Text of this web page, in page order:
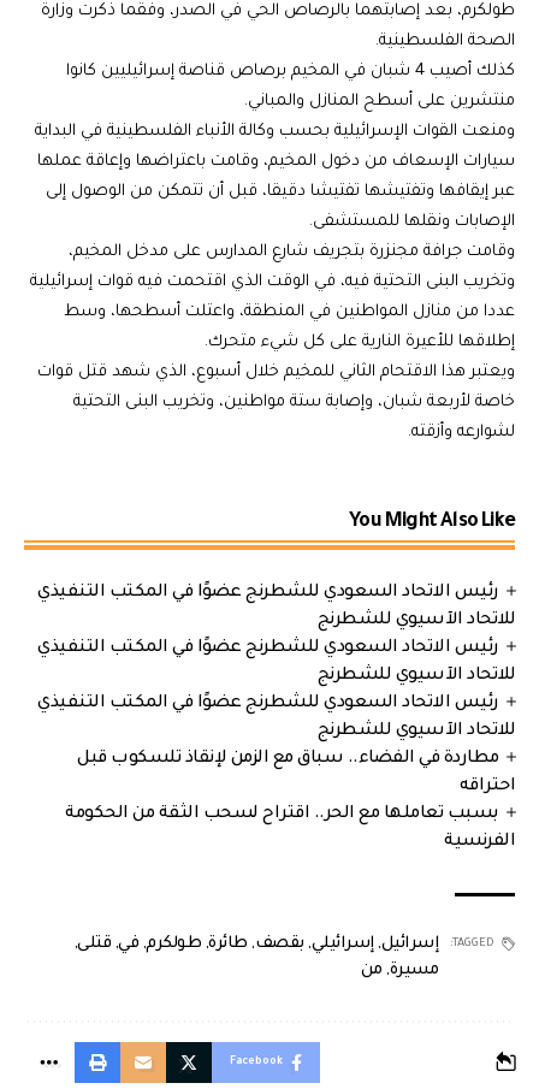
طولكرم، بعد إصابتهما بالرصاص الحي في الصدر، وفقما ذكرت وزارة
الصحة الفلسطينية.
كذلك أصيب 4 شبان في المخيم برصاص قناصة إسرائيليين كانوا
منتشرين على أسطح المنازل والمباني.
ومنعت القوات الإسرائيلية بحسب وكالة الأنباء الفلسطينية في البداية
سيارات الإسعاف من دخول المخيم، وقامت باعتراضها وإعاقة عملها
عبر إيقافها وتفتيشها تفتيشا دقيقا، قبل أن تتمكن من الوصول إلى
الإصابات ونقلها للمستشفى.
وقامت جرافة مجنزرة بتجريف شارع المدارس على مدخل المخيم،
وتخريب البنى التحتية فيه، في الوقت الذي اقتحمت فيه قوات إسرائيلية
عددا من منازل المواطنين في المنطقة، واعتلت أسطحها، وسط
إطلاقها للأعيرة النارية على كل شيء متحرك.
ويعتبر هذا الاقتحام الثاني للمخيم خلال أسبوع، الذي شهد قتل قوات
خاصة لأربعة شبان، وإصابة ستة مواطنين، وتخريب البنى التحتية
لشوارعه وأزقته.
You Might Also Like
رئيس الاتحاد السعودي للشطرنج عضوًا في المكتب التنفيذي
للاتحاد الآسيوي للشطرنج
رئيس الاتحاد السعودي للشطرنج عضوًا في المكتب التنفيذي
للاتحاد الآسيوي للشطرنج
رئيس الاتحاد السعودي للشطرنج عضوًا في المكتب التنفيذي
للاتحاد الآسيوي للشطرنج
مطاردة في الفضاء.. سباق مع الزمن لإنقاذ تلسكوب قبل
احتراقه
بسبب تعاملها مع الحر.. اقتراح لسحب الثقة من الحكومة
الفرنسية
TAGGED: إسرائيل, إسرائيلي, بقصف, طائرة, طولكرم, في, قتلى,
مسيرة, من
Facebook